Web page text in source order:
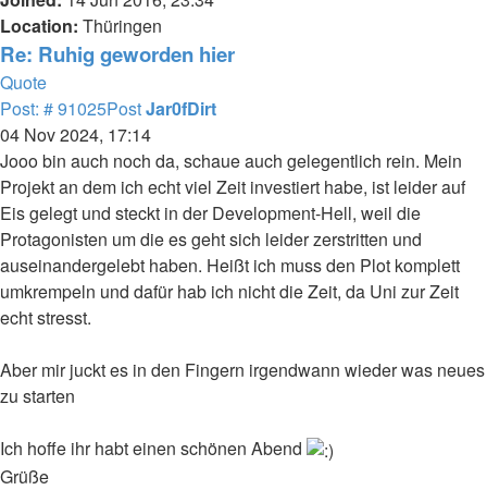
Location: Thüringen
Re: Ruhig geworden hier
Quote
Post: # 91025PostJar0fDirt
04 Nov 2024, 17:14
Jooo bin auch noch da, schaue auch gelegentlich rein. Mein
Projekt an dem ich echt viel Zeit investiert habe, ist leider auf
Eis gelegt und steckt in der Development-Hell, weil die
Protagonisten um die es geht sich leider zerstritten und
auseinandergelebt haben. Heißt ich muss den Plot komplett
umkrempeln und dafür hab ich nicht die Zeit, da Uni zur Zeit
echt stresst.
Aber mir juckt es in den Fingern irgendwann wieder was neues
zu starten
Ich hoffe ihr habt einen schönen Abend
Grüße